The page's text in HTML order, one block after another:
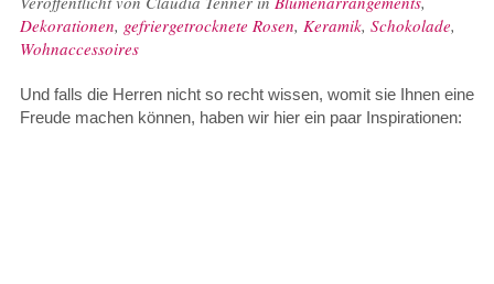
Dekorationen, gefriergetrocknete Rosen, Keramik, Schokolade,
Wohnaccessoires
Und falls die Herren nicht so recht wissen, womit sie Ihnen eine
Freude machen können, haben wir hier ein paar Inspirationen: